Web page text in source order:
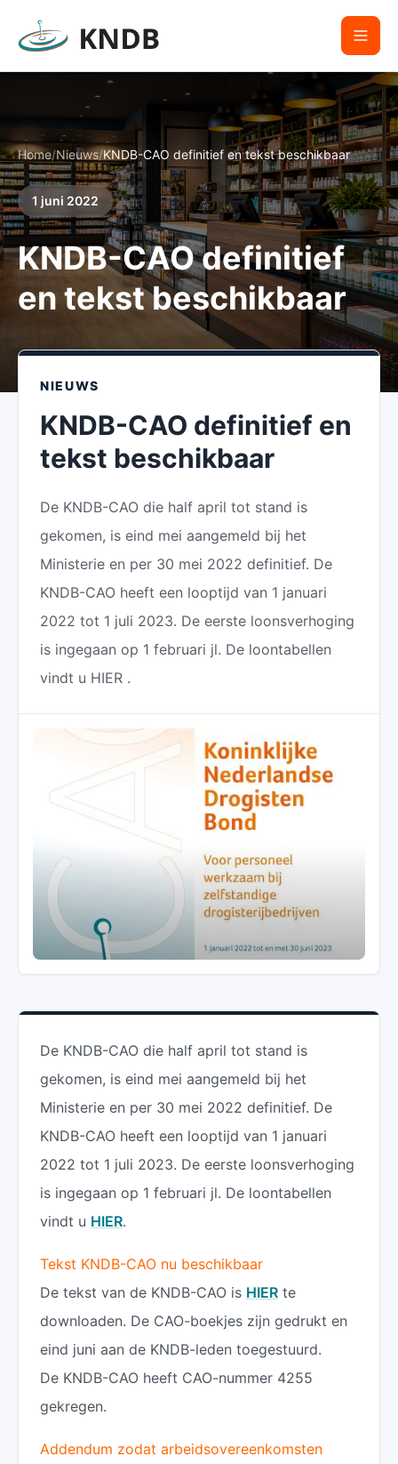
Home/Nieuws/KNDB-CAO definitief en tekst beschikbaar
1 juni 2022
KNDB-CAO definitief
en tekst beschikbaar
NIEUWS
KNDB-CAO definitief en
tekst beschikbaar
De KNDB-CAO die half april tot stand is
gekomen, is eind mei aangemeld bij het
Ministerie en per 30 mei 2022 definitief. De
KNDB-CAO heeft een looptijd van 1 januari
2022 tot 1 juli 2023. De eerste loonsverhoging
is ingegaan op 1 februari jl. De loontabellen
vindt u HIER .
De KNDB-CAO die half april tot stand is
gekomen, is eind mei aangemeld bij het
Ministerie en per 30 mei 2022 definitief. De
KNDB-CAO heeft een looptijd van 1 januari
2022 tot 1 juli 2023. De eerste loonsverhoging
is ingegaan op 1 februari jl. De loontabellen
vindt u HIER.
Tekst KNDB-CAO nu beschikbaar
De tekst van de KNDB-CAO is HIER te
downloaden. De CAO-boekjes zijn gedrukt en
eind juni aan de KNDB-leden toegestuurd.
De KNDB-CAO heeft CAO-nummer 4255
gekregen.
Addendum zodat arbeidsovereenkomsten